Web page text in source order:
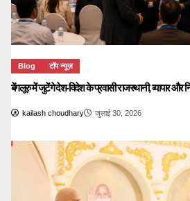
Blog टॉप न्यूज़
बेंगलूरु में जुटेंगे देश-विदेश के प्रवासी राजस्थानी, व्यापार और
kailash choudhary जुलाई 30, 2026